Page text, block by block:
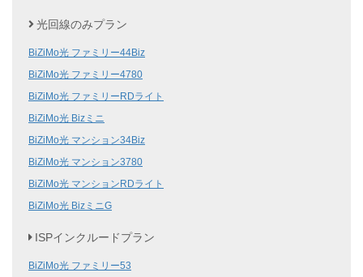
光回線のみプラン
BiZiMo光 ファミリー44Biz
BiZiMo光 ファミリー4780
BiZiMo光 ファミリーRDライト
BiZiMo光 Bizミニ
BiZiMo光 マンション34Biz
BiZiMo光 マンション3780
BiZiMo光 マンションRDライト
BiZiMo光 BizミニG
ISPインクルードプラン
BiZiMo光 ファミリー53